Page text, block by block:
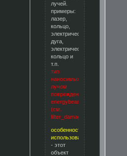
лучей.
примеры:
лазер,
кольцо,
электрическая
дуга,
электрическое
кольцо и
т.п.
тип
наносимых
лучом
повреждений:
energybeam
(см.
filter_damage_type)
особенности
использования:
- этот
объект